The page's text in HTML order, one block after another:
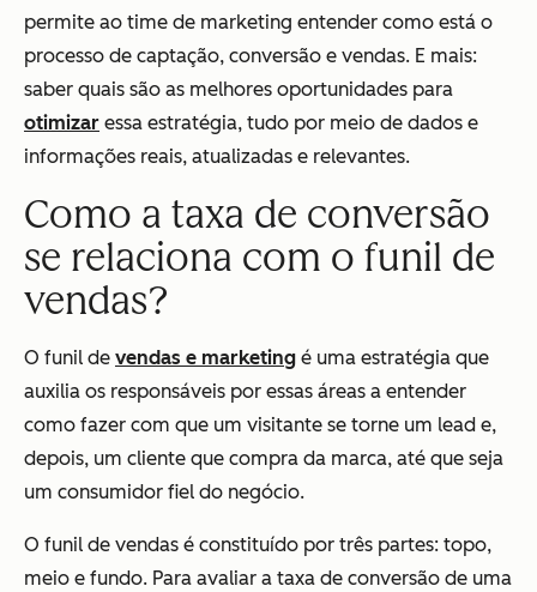
permite ao time de marketing entender como está o
processo de captação, conversão e vendas. E mais:
saber quais são as melhores oportunidades para
otimizar essa estratégia, tudo por meio de dados e
informações reais, atualizadas e relevantes.
Como a taxa de conversão
se relaciona com o funil de
vendas?
O funil de vendas e marketing é uma estratégia que
auxilia os responsáveis por essas áreas a entender
como fazer com que um visitante se torne um lead e,
depois, um cliente que compra da marca, até que seja
um consumidor fiel do negócio.
O funil de vendas é constituído por três partes: topo,
meio e fundo. Para avaliar a taxa de conversão de uma